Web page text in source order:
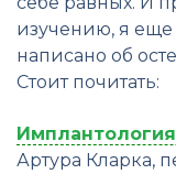
изучению, я еще
написано об
Стоит почитать:
Артура Кларка,